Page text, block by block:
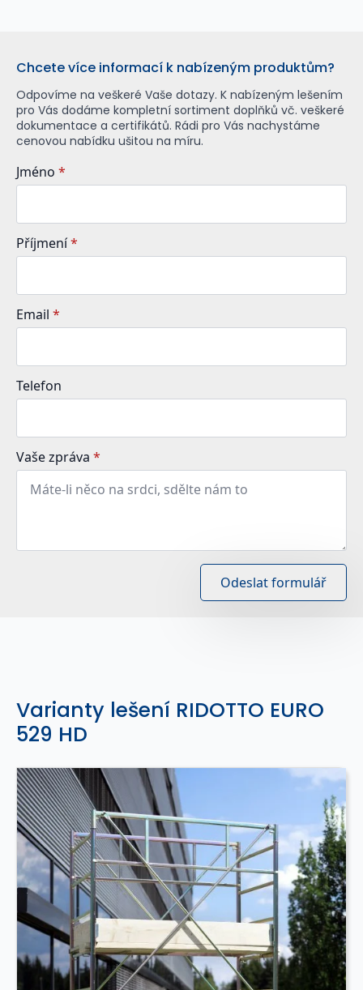
Chcete více informací k nabízeným produktům?
Odpovíme na veškeré Vaše dotazy. K nabízeným lešením
pro Vás dodáme kompletní sortiment doplňků vč. veškeré
dokumentace a certifikátů. Rádi pro Vás nachystáme
cenovou nabídku ušitou na míru.
Jméno *
Příjmení*
Email *
Telefon
Vaše zpráva *
Odeslat formulář
Varianty lešení RIDOTTO EURO
529 HD